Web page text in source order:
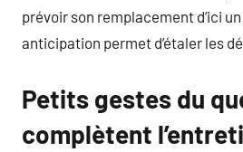
prévoir son remplacement d’ici
anticipation permet d’étaler les
Petits gestes du
complètent